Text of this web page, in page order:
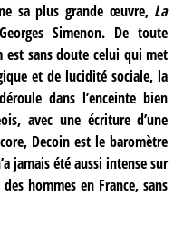
sa plus grande œuvre, La
Simenon. De toute
est sans doute celui qui met
et de lucidité sociale, la
dans l’enceinte bien
avec une écriture d’une
Decoin est le baromètre
jamais été aussi intense sur
hommes en France, sans